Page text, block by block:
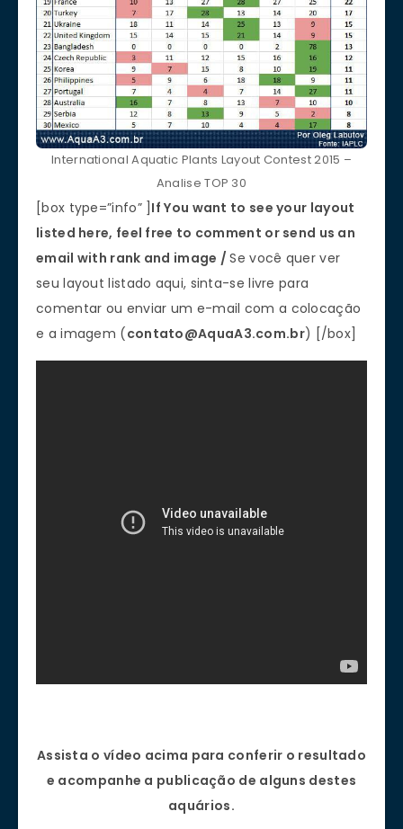
International Aquatic Plants Layout Contest 2015 –
Analise TOP 30
[box type=”info” ] If You want to see your layout
listed here, feel free to comment or send us an
email with rank and image /Se você quer ver
seu layout listado aqui, sinta-se livre para
comentar ou enviar um e-mail com a colocação
e a imagem (contato@AquaA3.com.br) [/box]
Assista o vídeo acima para conferir o resultado
e acompanhe a publicação de alguns destes
aquários.